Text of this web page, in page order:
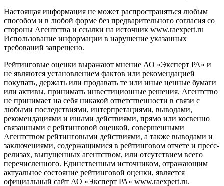
Настоящая информация не может распространяться любым
способом и в любой форме без предварительного согласия со
стороны Агентства и ссылки на источник www.raexpert.ru
Использование информации в нарушение указанных
требований запрещено.
Рейтинговые оценки выражают мнение АО «Эксперт РА» и
не являются установлением фактов или рекомендацией
покупать, держать или продавать те или иные ценные бумаги
или активы, принимать инвестиционные решения. Агентство
не принимает на себя никакой ответственности в связи с
любыми последствиями, интерпретациями, выводами,
рекомендациями и иными действиями, прямо или косвенно
связанными с рейтинговой оценкой, совершенными
Агентством рейтинговыми действиями, а также выводами и
заключениями, содержащимися в рейтинговом отчете и пресс-
релизах, выпущенных агентством, или отсутствием всего
перечисленного. Единственным источником, отражающим
актуальное состояние рейтинговой оценки, является
официальный сайт АО «Эксперт РА» www.raexpert.ru.